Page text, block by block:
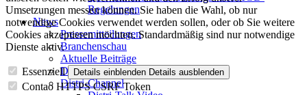
Regelungen
News
Pressemitteilungen
Branchenschau
Aktuelle Beiträge
Dossier – 20 Jahre FBDi
Distri-Channel
Umsetzungen messen können. Sie haben die Wahl, ob nur
notwendige Cookies verwendet werden sollen, oder ob Sie weitere
Cookies akzeptieren möchten. Standardmäßig sind nur notwendige
Dienste aktiv.
Essenziell Details einblenden Details ausblenden
Contao HTTPS CSRF Token